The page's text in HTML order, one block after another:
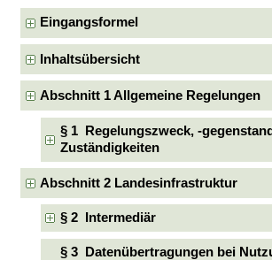
Eingangsformel
Inhaltsübersicht
Abschnitt 1 Allgemeine Regelungen
§ 1 Regelungszweck, -
Zuständigkeiten
Abschnitt 2 Landesinfrastruktur
§ 2 Intermediär
§ 3 Datenübertragungen bei